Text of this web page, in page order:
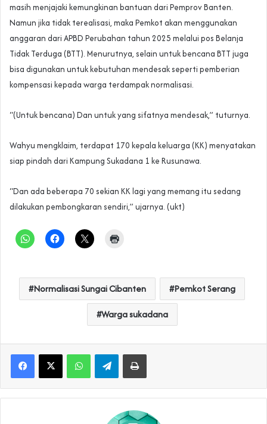
masih menjajaki kemungkinan bantuan dari Pemprov Banten.
Namun jika tidak terealisasi, maka Pemkot akan menggunakan
anggaran dari APBD Perubahan tahun 2025 melalui pos Belanja
Tidak Terduga (BTT). Menurutnya, selain untuk bencana BTT juga
bisa digunakan untuk kebutuhan mendesak seperti pemberian
kompensasi kepada warga terdampak normalisasi.
“(Untuk bencana) Dan untuk yang sifatnya mendesak,” tuturnya.
Wahyu mengklaim, terdapat 170 kepala keluarga (KK) menyatakan
siap pindah dari Kampung Sukadana 1 ke Rusunawa.
“Dan ada beberapa 70 sekian KK lagi yang memang itu sedang
dilakukan pembongkaran sendiri,” ujarnya. (ukt)
Normalisasi Sungai Cibanten Pemkot Serang
Warga sukadana
WhatsAppTelegramPrint